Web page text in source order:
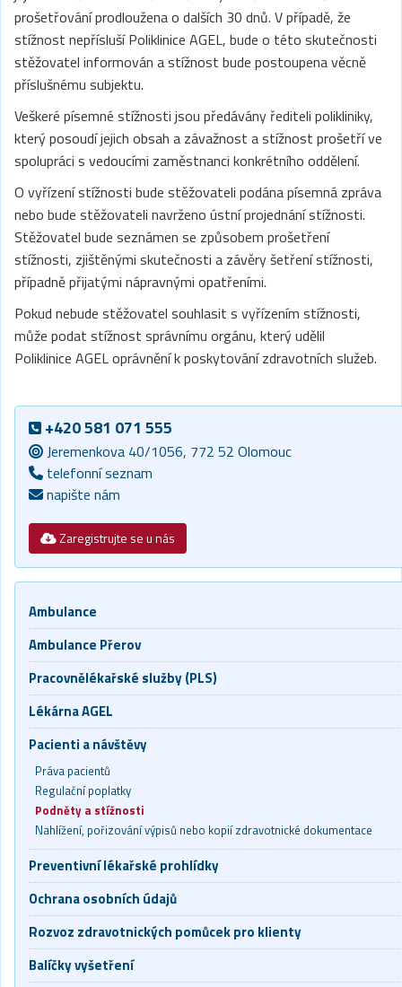
prošetřování prodloužena o dalších 30 dnů. V případě, že
stížnost nepřísluší Poliklinice AGEL, bude o této skutečnosti
stěžovatel informován a stížnost bude postoupena věcně
příslušnému subjektu.
Veškeré písemné stížnosti jsou předávány řediteli polikliniky,
který posoudí jejich obsah a závažnost a stížnost prošetří ve
spolupráci s vedoucími zaměstnanci konkrétního oddělení.
O vyřízení stížnosti bude stěžovateli podána písemná zpráva
nebo bude stěžovateli navrženo ústní projednání stížnosti.
Stěžovatel bude seznámen se způsobem prošetření
stížnosti, zjištěnými skutečnosti a závěry šetření stížnosti,
případně přijatými nápravnými opatřeními.
Pokud nebude stěžovatel souhlasit s vyřízením stížnosti,
může podat stížnost správnímu orgánu, který udělil
Poliklinice AGEL oprávnění k poskytování zdravotních služeb.
+420 581 071 555
Jeremenkova 40/1056, 772 52 Olomouc
telefonní seznam
napište nám
Zaregistrujte se u nás
Ambulance
Ambulance Přerov
Pracovnělékařské služby (PLS)
Lékárna AGEL
Pacienti a návštěvy
Práva pacientů
Regulační poplatky
Podněty a stížnosti
Nahlížení, pořizování výpisů nebo kopií zdravotnické dokumentace
Preventivní lékařské prohlídky
Ochrana osobních údajů
Rozvoz zdravotnických pomůcek pro klienty
Balíčky vyšetření